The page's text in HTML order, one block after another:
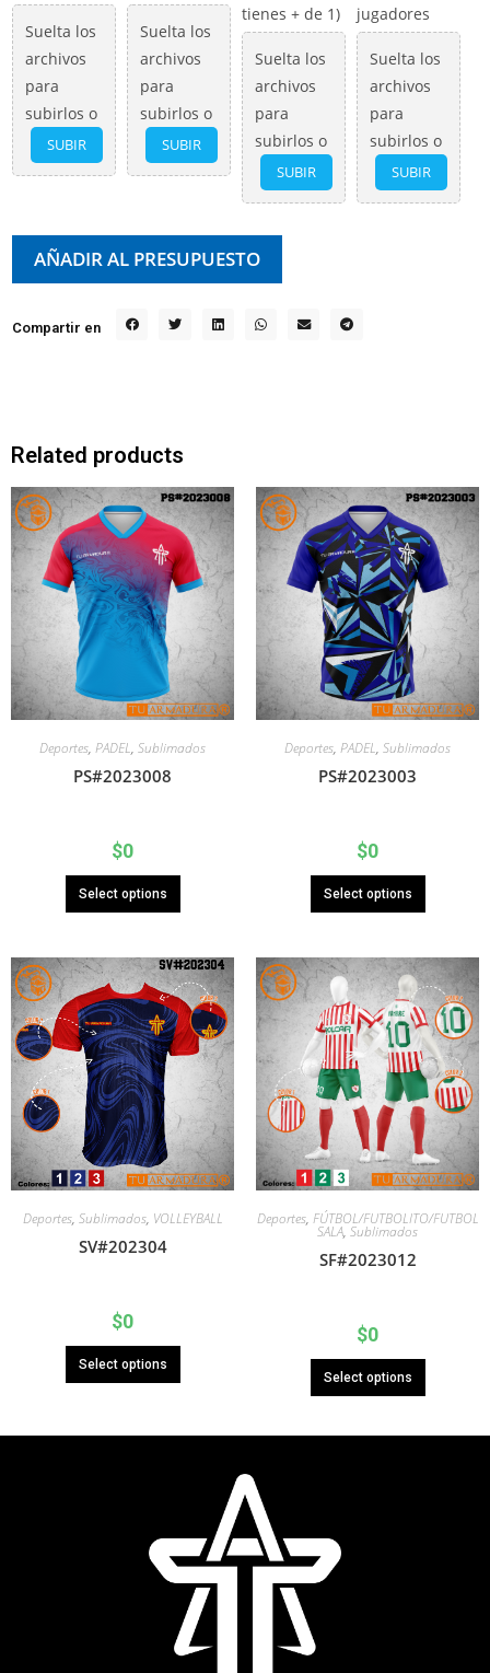
Suelta los
archivos
para
subirlos o
SUBIR
Suelta los
archivos
para
subirlos o
SUBIR
tienes + de 1)
Suelta los
archivos
para
subirlos o
SUBIR
jugadores
Suelta los
archivos
para
subirlos o
SUBIR
AÑADIR AL PRESUPUESTO
Compartir en
Related products
Deportes, PADEL, Sublimados
PS#2023008
$0
Select options
Deportes, PADEL, Sublimados
PS#2023003
$0
Select options
Deportes, Sublimados, VOLLEYBALL
SV#202304
$0
Select options
Deportes, FÚTBOL/FUTBOLITO/FUTBOL
SALA, Sublimados
SF#2023012
$0
Select options